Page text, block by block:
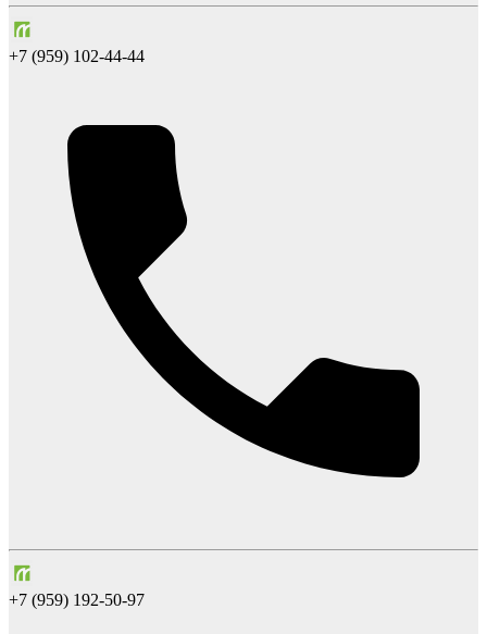
+7 (959) 102-44-44
+7 (959) 192-50-97